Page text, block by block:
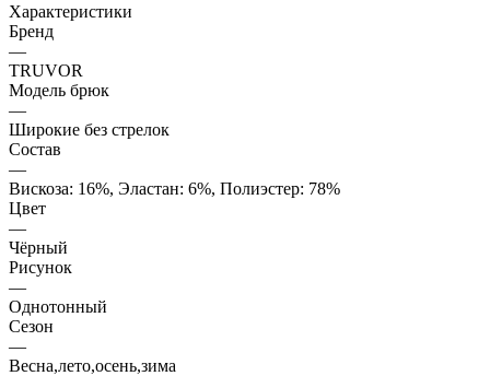
Характеристики
Бренд
—
TRUVOR
Модель брюк
—
Широкие без стрелок
Состав
—
Вискоза: 16%, Эластан: 6%, Полиэстер: 78%
Цвет
—
Чёрный
Рисунок
—
Однотонный
Сезон
—
Весна,лето,осень,зима